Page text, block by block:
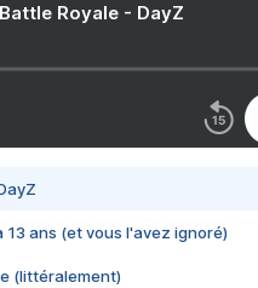
Royale - DayZ
13 ans (et vous l'avez ignoré)
(littéralement)